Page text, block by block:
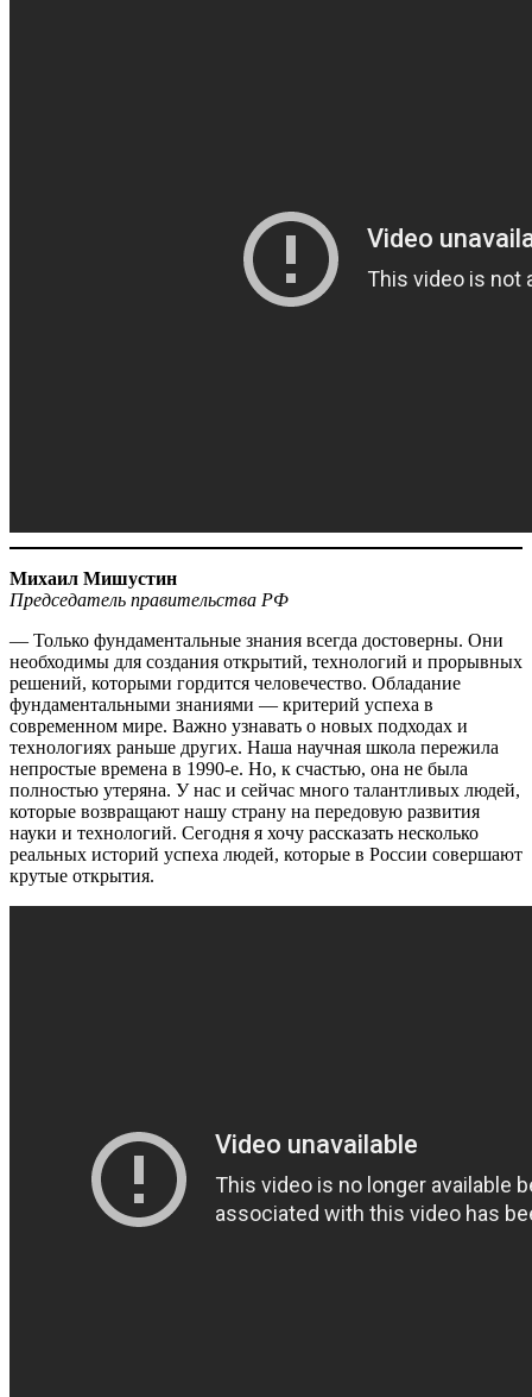
Михаил Мишустин
Председатель правительства РФ
— Только фундаментальные знания всегда достоверны. Они
необходимы для создания открытий, технологий и прорывных
решений, которыми гордится человечество. Обладание
фундаментальными знаниями — критерий успеха в
современном мире. Важно узнавать о новых подходах и
технологиях раньше других. Наша научная школа пережила
непростые времена в 1990-е. Но, к счастью, она не была
полностью утеряна. У нас и сейчас много талантливых людей,
которые возвращают нашу страну на передовую развития
науки и технологий. Сегодня я хочу рассказать несколько
реальных историй успеха людей, которые в России совершают
крутые открытия.